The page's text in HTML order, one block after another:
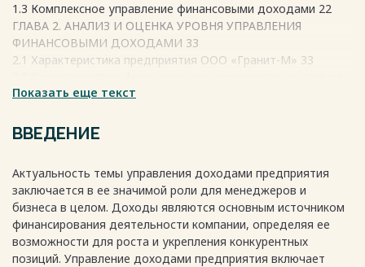
1.3 Комплексное управление финансовыми доходами 22
ГЛАВА 2. АНАЛИЗ И ОЦЕНКА УРОВНЯ УПРАВЛЕНИЯ
ФИНАНСОВЫМИ ДОХОДАМИ 33
2.1 Характеристика предприятия ООО «Гранит-М» 33
ООО «Гранит-М» 39
предприятия 51
ГЛАВА 3. РАЗРАБОТКА РЕКОМЕНДАЦИЙ ПО УПРАВЛЕНИЮ
3.1 Мероприятия по оптимизации управления доходами 64
3.2 Совершенствование системы управления доходами
предприятия 68
3.3 Оценка экономической эффективности предложенных
мероприятий для предприятия ООО «Гранит-М» 74
Показать еще текст
ВВЕДЕНИЕ
Актуальность темы управления доходами предприятия
заключается в ее значимой роли для менеджеров и
бизнеса в целом. Доходы являются основным источником
финансирования деятельности компании, определяя ее
возможности для роста и укрепления конкурентных
позиций. Управление доходами предприятия включает